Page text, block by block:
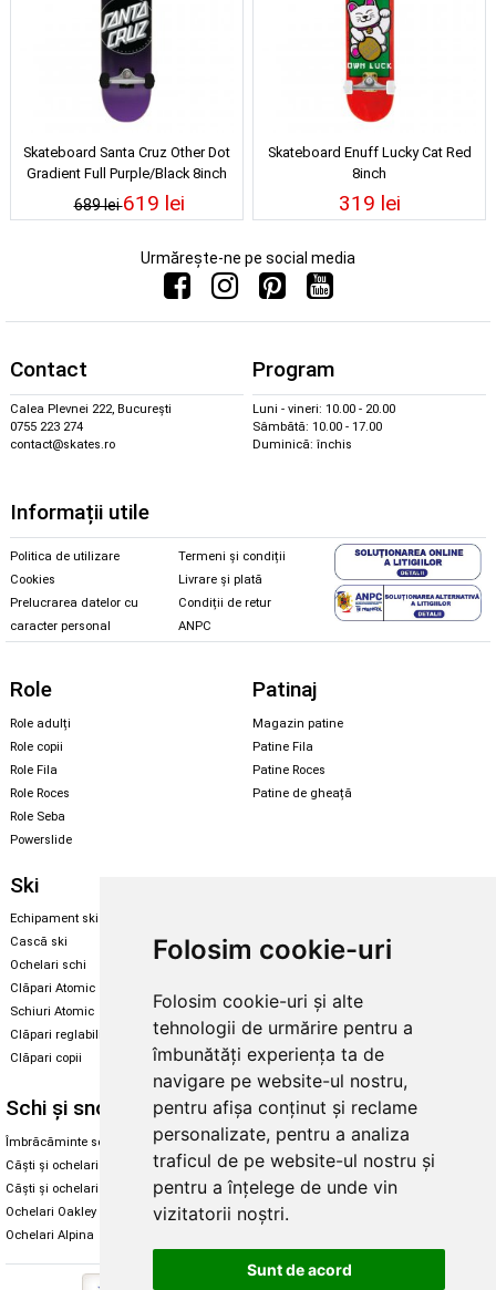
Folosim cookie-uri
Folosim cookie-uri și alte
tehnologii de urmărire pentru a
îmbunătăți experiența ta de
navigare pe website-ul nostru,
pentru afișa conținut și reclame
personalizate, pentru a analiza
traficul de pe website-ul nostru și
pentru a înțelege de unde vin
vizitatorii noștri.
Sunt de acord
Skateboard Santa Cruz Other Dot
Gradient Full Purple/Black 8inch
689 lei619 lei
Skateboard Enuff Lucky Cat Red
8inch
319 lei
Urmărește-ne pe social media
Contact
Calea Plevnei 222, București
0755 223 274
contact@skates.ro
Program
Luni - vineri: 10.00 - 20.00
Sâmbătă: 10.00 - 17.00
Duminică: închis
Informații utile
Politica de utilizare
Cookies
Prelucrarea datelor cu
caracter personal
Termeni și condiții
Livrare și plată
Condiții de retur
ANPC
Role
Role adulți
Role copii
Role Fila
Role Roces
Role Seba
Powerslide
Patinaj
Magazin patine
Patine Fila
Patine Roces
Patine de gheață
Ski
Echipament ski
Cască ski
Ochelari schi
Clăpari Atomic
Schiuri Atomic
Clăpari reglabili
Clăpari copii
Echipament snowboard
Skate & longboard
Santa Cruz
Enuff Skateboards
Schi și snowboard
Îmbrăcăminte schi și snowboard
Căști și ochelari de iarnă
Căști și ochelari Alpina
Ochelari Oakley
Ochelari Alpina
Diverse
Cum aleg rolele
Cum aleg ochelarii
Ochelari de soare Oakley
Ochelari de soare Alpina